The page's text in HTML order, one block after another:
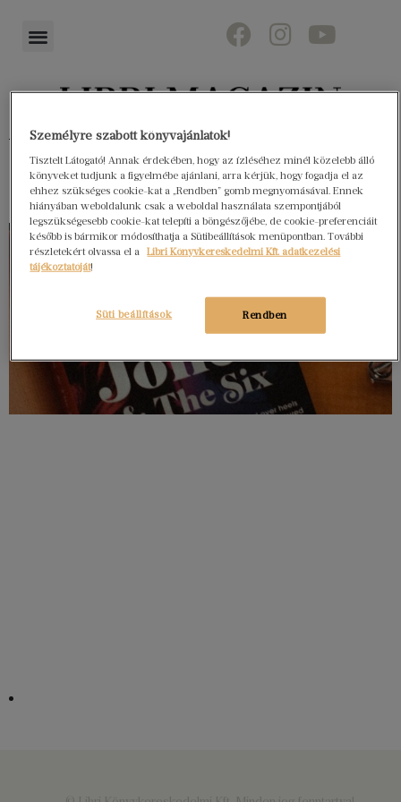
Könyvektől az olvasókig
Személyre szabott könyvajánlatok!
Tisztelt Látogató! Annak érdekében, hogy az ízléséhez minél közelebb álló
könyveket tudjunk a figyelmébe ajánlani, arra kérjük, hogy fogadja el az
ehhez szükséges cookie-kat a „Rendben” gomb megnyomásával. Ennek
hiányában weboldalunk csak a weboldal használata szempontjából
legszükségesebb cookie-kat telepíti a böngészőjébe, de cookie-preferenciáit
később is bármikor módosíthatja a Sütibeállítások menüpontban. További
részletekért olvassa el a
Libri Könyvkereskedelmi Kft. adatkezelési
tájékoztatóját!
Rendben
Süti beállítások